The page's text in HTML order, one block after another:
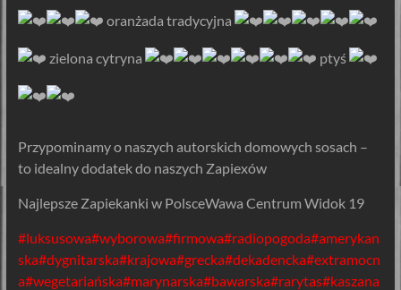
i
Zapiexy.
️ oranżada tradycyjna
️ zielona cytryna ptyś
Przypominamy o naszych autorskich domowych sosach –
to idealny dodatek do naszych Zapiexów
Najlepsze Zapiekanki w PolsceWawa Centrum Widok 19
#luksusowa#wyborowa#firmowa#radiopogoda#amerykan
ska#dygnitarska#krajowa#grecka#dekadencka#extramocn
a#wegetariańska#marynarska#bawarska#rarytas#kaszana